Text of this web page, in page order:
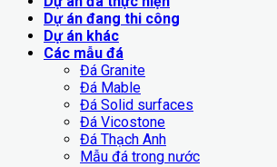
Dự án đang thi công
Dự án khác
Các mẫu đá
Đá Granite
Đá Mable
Đá Solid surfaces
Đá Vicostone
Đá Thạch Anh
Mẫu đá trong nước